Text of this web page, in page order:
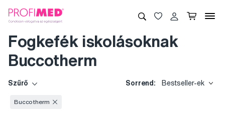
Fogkefék iskolásoknak
Buccotherm
Szűrő Sorrend: Bestseller-ek
Buccotherm